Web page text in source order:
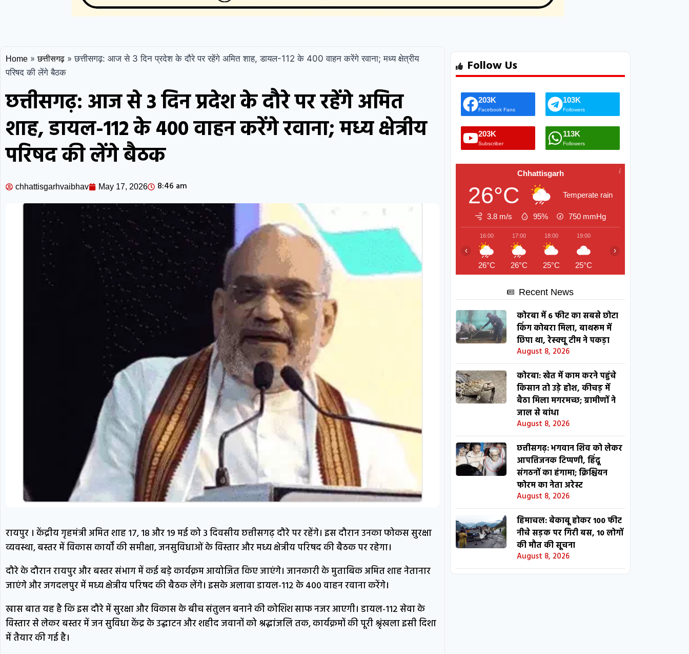
Home » छत्तीसगढ़ » छत्तीसगढ़: आज से 3 दिन प्रदेश के दौरे पर रहेंगे अमित शाह, डायल-112 के 400 वाहन करेंगे रवाना; मध्य क्षेत्रीय
परिषद की लेंगे बैठक
छत्तीसगढ़: आज से 3 दिन प्रदेश के दौरे पर रहेंगे अमित
शाह, डायल-112 के 400 वाहन करेंगे रवाना; मध्य क्षेत्रीय
परिषद की लेंगे बैठक
chhattisgarhvaibhav May 17, 2026 8:46 am
रायपुर । केंद्रीय गृहमंत्री अमित शाह 17, 18 और 19 मई को 3 दिवसीय छत्तीसगढ़ दौरे पर रहेंगे। इस दौरान उनका फोकस सुरक्षा
व्यवस्था, बस्तर में विकास कार्यों की समीक्षा, जनसुविधाओं के विस्तार और मध्य क्षेत्रीय परिषद की बैठक पर रहेगा।
दौरे के दौरान रायपुर और बस्तर संभाग में कई बड़े कार्यक्रम आयोजित किए जाएंगे। जानकारी के मुताबिक अमित शाह नेतानार
जाएंगे और जगदलपुर में मध्य क्षेत्रीय परिषद की बैठक लेंगे। इसके अलावा डायल-112 के 400 वाहन रवाना करेंगे।
खास बात यह है कि इस दौरे में सुरक्षा और विकास के बीच संतुलन बनाने की कोशिश साफ नजर आएगी। डायल-112 सेवा के
विस्तार से लेकर बस्तर में जन सुविधा केंद्र के उद्घाटन और शहीद जवानों को श्रद्धांजलि तक, कार्यक्रमों की पूरी श्रृंखला इसी दिशा
में तैयार की गई है।
Follow Us
203K
Facebook Fans
103K
Followers
203K
Subscriber
113K
Followers
Chhattisgarh
26°C Temperate rain
3.8 m/s 95% 750 mmHg
16:00
26°C
17:00
26°C
18:00
25°C
19:00
25°C
‹ ›
Recent News
कोरबा में 6 फीट का सबसे छोटा
किंग कोबरा मिला, बाथरूम में
छिपा था, रेस्क्यू टीम ने पकड़ा
August 8, 2026
कोरबा: खेत में काम करने पहुंचे
किसान तो उड़े होश, कीचड़ में
बैठा मिला मगरमच्छ; ग्रामीणों ने
जाल से बांधा
August 8, 2026
छत्तीसगढ़: भगवान शिव को लेकर
आपत्तिजनक टिप्पणी, हिंदू
संगठनों का हंगामा; क्रिश्चियन
फोरम का नेता अरेस्ट
August 8, 2026
हिमाचल: बेकाबू होकर 100 फीट
नीचे सड़क पर गिरी बस, 10 लोगों
की मौत की सूचना
August 8, 2026